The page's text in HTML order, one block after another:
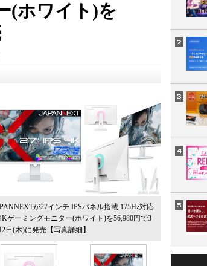
(ホワイト)を
が27インチ IPSパネル搭載 175Hz対応
ゲーミングモニター(ホワイト)を56,980円で3
日(木)に発売 【写真詳細】